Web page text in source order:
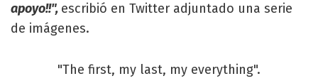
apoyo!!", escribió en Twitter adjuntado una serie
de imágenes.
"The first, my last, my everything".